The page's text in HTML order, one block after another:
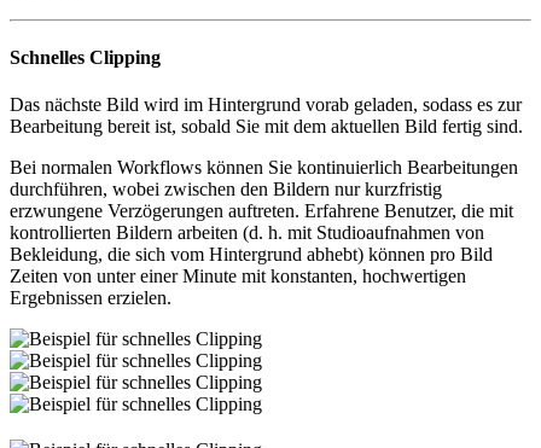
Schnelles Clipping
Das nächste Bild wird im Hintergrund vorab geladen, sodass es zur
Bearbeitung bereit ist, sobald Sie mit dem aktuellen Bild fertig sind.
Bei normalen Workflows können Sie kontinuierlich Bearbeitungen
durchführen, wobei zwischen den Bildern nur kurzfristig
erzwungene Verzögerungen auftreten. Erfahrene Benutzer, die mit
kontrollierten Bildern arbeiten (d. h. mit Studioaufnahmen von
Bekleidung, die sich vom Hintergrund abhebt) können pro Bild
Zeiten von unter einer Minute mit konstanten, hochwertigen
Ergebnissen erzielen.